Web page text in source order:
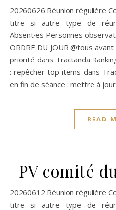
20260626 Réunion régulière Comité @secrétaire : modifier
titre si autre type de
Absent·es Personnes
ORDRE DU JOUR @tous
priorité dans Tractanda
: repêcher top items dans
en fin de séance : mettre à
READ
PV comité
20260612 Réunion régulière Comité @secrétaire : modifier
titre si autre type de